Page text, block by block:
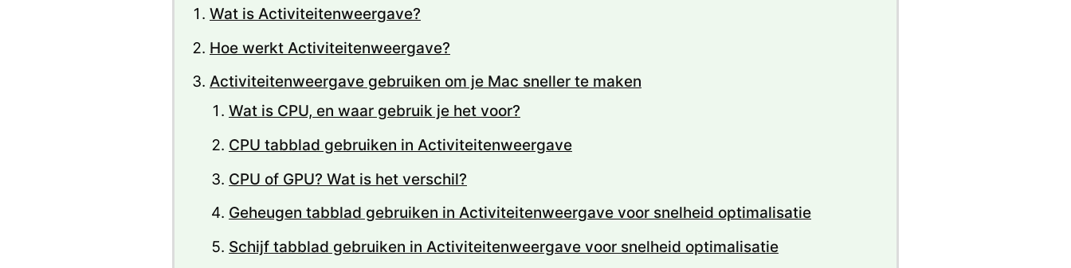
Wat is Activiteitenweergave?
Hoe werkt Activiteitenweergave?
Activiteitenweergave gebruiken om je Mac sneller te maken
Wat is CPU, en waar gebruik je het voor?
CPU tabblad gebruiken in Activiteitenweergave
CPU of GPU? Wat is het verschil?
Geheugen tabblad gebruiken in Activiteitenweergave voor snelheid optimalisatie
Schijf tabblad gebruiken in Activiteitenweergave voor snelheid optimalisatie